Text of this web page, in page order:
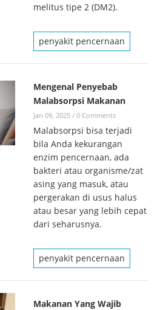
melitus tipe 2 (DM2).
penyakit pencernaan
Mengenal Penyebab
Malabsorpsi Makanan
Jan 09, 2025 / 0 Comments
Malabsorpsi bisa terjadi
bila Anda kekurangan
enzim pencernaan, ada
bakteri atau organisme/zat
asing yang masuk, atau
pergerakan di usus halus
atau besar yang lebih cepat
dari seharusnya.
penyakit pencernaan
Makanan Yang Wajib